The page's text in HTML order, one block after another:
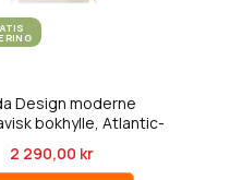
Design moderne
bokhylle, Atlantic-
2 290,00 kr